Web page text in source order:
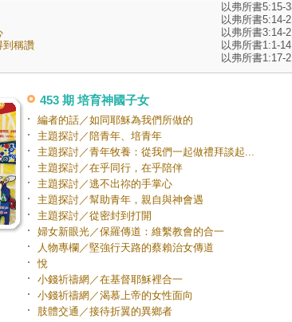
看別人比自己高明。 4 不要只顧自己，
益。 5 你們要以基督耶穌的心為心： 6
，卻沒有濫用跟上帝同等的特權。 7 相
一切，取了奴僕的本質。他成為人，以
他自甘卑微，順服至死，且死在十字架
高舉他，及於至高，賜給他那超越萬名
拜， 11 眾口要宣認：耶穌基督是主，
。 12 那麼，親愛的朋友們，我跟你們
常聽從我；現在我不在你們那裏，你們
戰戰兢兢，不斷努力來完成你們自己的
帝常常在你們心裏工作，使你們既願意
的旨意。 14 你們無論做甚麼事都不要
好使你們在這腐敗、彎曲的世代中純潔
缺點的兒女。你們要在世人當中發光，
16 堅守生命的道。你們這樣做的話，
，我就有所誇口了，因為這可以證明我
勞無功的。 17 即使我必須以自己的血
們用信心獻給上帝的祭品上，我也喜
大家分享我的喜樂。 18 同樣，你們要
你們的喜樂。 19 我仰賴主耶穌，希望
到你們那裏去，使我能聽到你們的消息
他是惟一跟我同心，並且真心關懷你們
為自己圖謀，不關心耶穌基督的事。 22
，你們都很清楚，他跟我的關係就像兒
以弗所書5:15-
以弗所書5:14-
以弗所書3:14-
到稱讚
以弗所書1:1-14
以弗所書1:17-
453 期 培育神國子女
編者的話／如同耶穌為我們所做的
主題探討／陪青年、培青年
主題探討／青年牧養：從我們一起做禮拜談起...
主題探討／在乎同行，在乎陪伴
主題探討／逃不出祢的手掌心
主題探討／幫助青年，親自與神會遇
主題探討／從密封到打開
婦女新眼光／保羅傳道：維繫教會的合一
人物專欄／堅強行天路的蔡賴治女傳道
悅
小錢祈禱網／在基督耶穌裡合一
小錢祈禱網／渴慕上帝的女性面向
肢體交通／接待折翼的異鄉者